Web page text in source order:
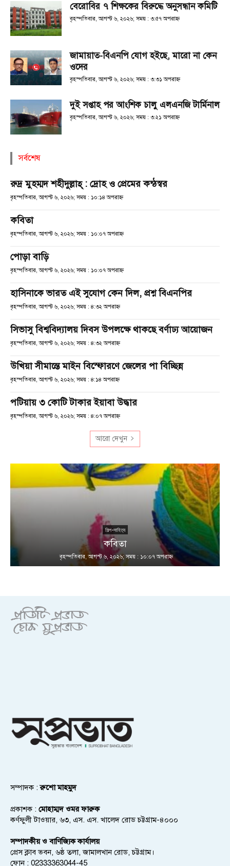
বেরোবির ৭ শিক্ষকের বিরুদ্ধে অনুসন্ধান কমিটি
বৃহস্পতিবার, আগস্ট ৬, ২০২৬; সময় : ৩:৫৭ অপরাহ্ণ
জামায়াত-বিএনপি যোগ হইছে, মারো না কেন
ওদের
বৃহস্পতিবার, আগস্ট ৬, ২০২৬; সময় : ৩:৩১ অপরাহ্ণ
দুই সপ্তাহ পর আংশিক চালু এলএনজি টার্মিনাল
বৃহস্পতিবার, আগস্ট ৬, ২০২৬; সময় : ৩:২১ অপরাহ্ণ
সর্বশেষ
রুদ্র মুহম্মদ শহীদুল্লাহ্ : দ্রোহ ও প্রেমের কন্ঠস্বর
বৃহস্পতিবার, আগস্ট ৬, ২০২৬; সময় : ১০:১৪ অপরাহ্ণ
কবিতা
বৃহস্পতিবার, আগস্ট ৬, ২০২৬; সময় : ১০:০৭ অপরাহ্ণ
পোড়া বাড়ি
বৃহস্পতিবার, আগস্ট ৬, ২০২৬; সময় : ১০:০৭ অপরাহ্ণ
হাসিনাকে ভারত এই সুযোগ কেন দিল, প্রশ্ন বিএনপির
বৃহস্পতিবার, আগস্ট ৬, ২০২৬; সময় : ৪:৩২ অপরাহ্ণ
সিভাসু বিশ্ববিদ্যালয় দিবস উপলক্ষে থাকছে বর্ণাঢ্য আয়োজন
বৃহস্পতিবার, আগস্ট ৬, ২০২৬; সময় : ৪:৩২ অপরাহ্ণ
উখিয়া সীমান্তে মাইন বিস্ফোরণে জেলের পা বিচ্ছিন্ন
বৃহস্পতিবার, আগস্ট ৬, ২০২৬; সময় : ৪:১৪ অপরাহ্ণ
পটিয়ায় ৩ কোটি টাকার ইয়াবা উদ্ধার
বৃহস্পতিবার, আগস্ট ৬, ২০২৬; সময় : ৪:০৭ অপরাহ্ণ
আরো দেখুন
শিল্প-সাহিত্য
কবিতা
বৃহস্পতিবার, আগস্ট ৬, ২০২৬; সময় : ১০:০৭ অপরাহ্ণ
সম্পাদক :রুশো মাহমুদ
প্রকাশক : মোহাম্মদ ওমর ফারুক
কর্ণফুলী টাওয়ার, ৬৩, এস. এস. খালেদ রোড চট্টগ্রাম-৪০০০
সম্পাদকীয় ও বাণিজ্যিক কার্যালয়
প্রেস ক্লাব ভবন, ৬ষ্ঠ তলা, জামালখান রোড, চট্টগ্রাম।
ফোন : 02333363044-45